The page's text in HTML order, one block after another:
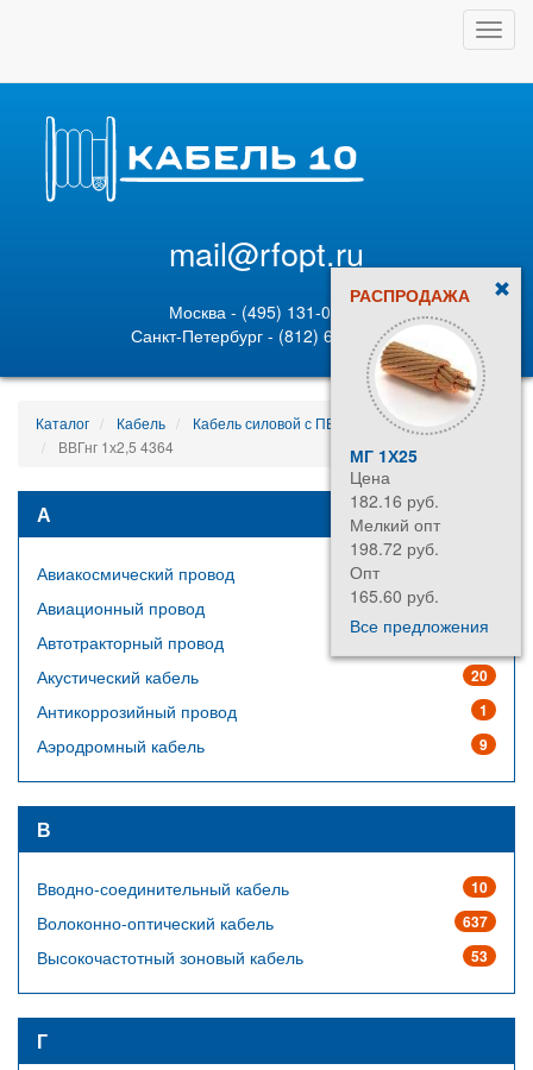
mail@rfopt.ru
Москва - (495) 131-02-05
Санкт-Петербург - (812) 628-80-89
РАСПРОДАЖА
МГ 1Х25
Цена
182.16 руб.
Мелкий опт
198.72 руб.
Опт
165.60 руб.
Все предложения
Каталог Кабель
Кабель силовой с ПВХ изоляцией
ВВГнг 1х2,5 4364
А
Авиакосмический провод
Авиационный провод
Автотракторный провод
20
Акустический кабель
1
Антикоррозийный провод
9
Аэродромный кабель
В
10
Вводно-соединительный кабель
637
Волоконно-оптический кабель
53
Высокочастотный зоновый кабель
Г